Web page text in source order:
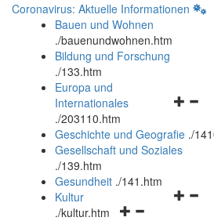
Coronavirus: Aktuelle Informationen
Bauen und Wohnen
./bauenundwohnen.htm
Bildung und Forschung
./133.htm
und
schließen
Europa und
Internationales
./203110.htm
Geschichte und Geografie ./
Gesellschaft und Soziales
./139.htm
Gesundheit ./141.htm
Navigationsmenü
Kultur
./kultur.htm